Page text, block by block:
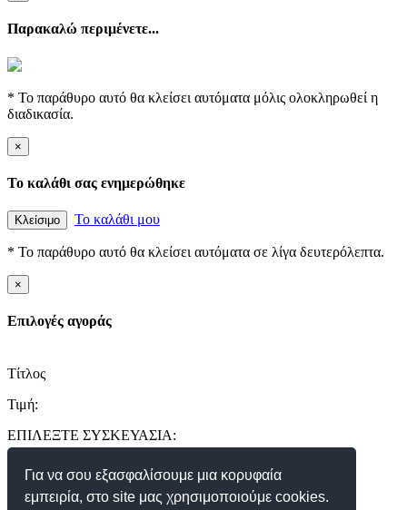
Για να σου εξασφαλίσουμε μια κορυφαία
εμπειρία, στο site μας χρησιμοποιούμε cookies.
Παρακαλώ περιμένετε...
* Το παράθυρο αυτό θα κλείσει αυτόματα μόλις ολοκληρωθεί η
διαδικασία.
×
Το καλάθι σας ενημερώθηκε
Κλείσιμο Το καλάθι μου
* Το παράθυρο αυτό θα κλείσει αυτόματα σε λίγα δευτερόλεπτα.
×
Επιλογές αγοράς
Τίτλος
Τιμή:
ΕΠΙΛΕΞΤΕ ΣΥΣΚΕΥΑΣΙΑ:
ΠΟΣΟΤΗΤΑ: